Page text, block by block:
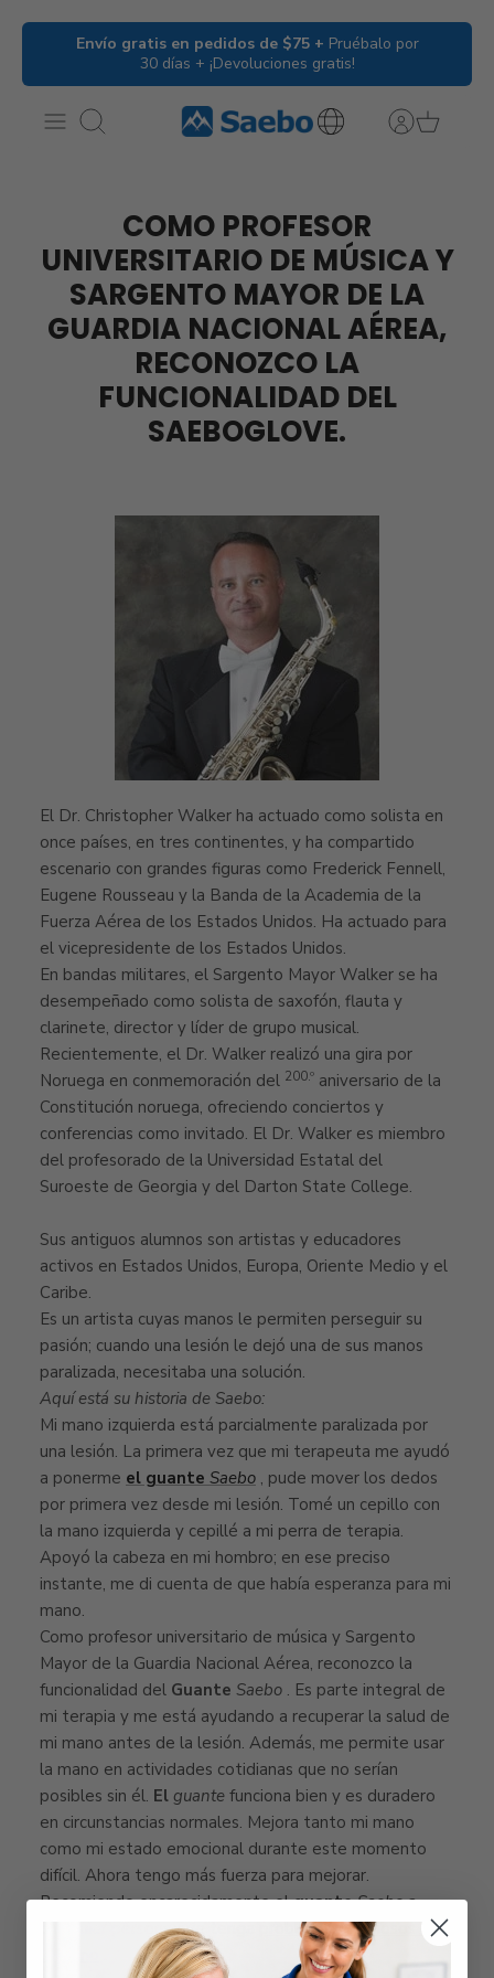
contenido
Envío gratis en pedidos de $75 + Pruébalo por
30 días + ¡Devoluciones gratis!
Buscar
International
COMO PROFESOR
UNIVERSITARIO DE MÚSICA Y
SARGENTO MAYOR DE LA
GUARDIA NACIONAL AÉREA,
RECONOZCO LA
FUNCIONALIDAD DEL
SAEBOGLOVE.
El Dr. Christopher Walker ha actuado como solista en
once países, en tres continentes, y ha compartido
escenario con grandes figuras como Frederick Fennell,
Eugene Rousseau y la Banda de la Academia de la
Fuerza Aérea de los Estados Unidos. Ha actuado para
el vicepresidente de los Estados Unidos.
En bandas militares, el Sargento Mayor Walker se ha
desempeñado como solista de saxofón, flauta y
clarinete, director y líder de grupo musical.
Recientemente, el Dr. Walker realizó una gira por
Noruega en conmemoración del 200.º aniversario de la
Constitución noruega, ofreciendo conciertos y
conferencias como invitado. El Dr. Walker es miembro
del profesorado de la Universidad Estatal del
Suroeste de Georgia y del Darton State College.
Sus antiguos alumnos son artistas y educadores
activos en Estados Unidos, Europa, Oriente Medio y el
Caribe.
Es un artista cuyas manos le permiten perseguir su
pasión; cuando una lesión le dejó una de sus manos
paralizada, necesitaba una solución.
Aquí está su historia de Saebo:
Mi mano izquierda está parcialmente paralizada por
una lesión. La primera vez que mi terapeuta me ayudó
a ponerme el guante Saebo , pude mover los dedos
por primera vez desde mi lesión. Tomé un cepillo con
la mano izquierda y cepillé a mi perra de terapia.
Apoyó la cabeza en mi hombro; en ese preciso
instante, me di cuenta de que había esperanza para mi
mano.
Como profesor universitario de música y Sargento
Mayor de la Guardia Nacional Aérea, reconozco la
funcionalidad del Guante Saebo . Es parte integral de
mi terapia y me está ayudando a recuperar la salud de
mi mano antes de la lesión. Además, me permite usar
la mano en actividades cotidianas que no serían
posibles sin él. El guante funciona bien y es duradero
en circunstancias normales. Mejora tanto mi mano
como mi estado emocional durante este momento
difícil. Ahora tengo más fuerza para mejorar.
Recomiendo encarecidamente elguante Saeboa
cualquier persona que tenga
problemas nerviosos en